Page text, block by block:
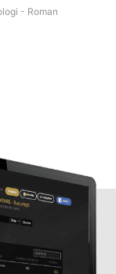
- Roman